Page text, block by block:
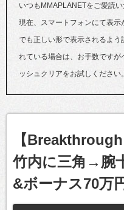
いつもMMAPLANETをご愛読
現在、スマートフォンにて表
でも正しい形で表示されるよ
れている場合は、お手数です
ッシュクリアをお試しください。
【
竹内に三角→腕
&ボーナス70万